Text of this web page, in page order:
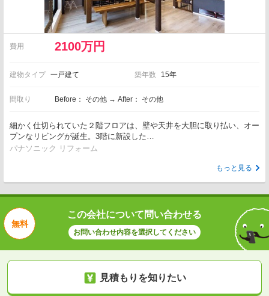
費用 2100万円
建物タイプ 一戸建て 築年数 15年
間取り Before： その他 → After： その他
細かく仕切られていた２階フロアは、壁や天井を大胆に取り払い、オー
プンなリビングが誕生。3階に新設した…
パナソニック リフォーム
もっと見る
無料
この会社について問い合わせる
お問い合わせ内容を選択してください
見積もりを知りたい